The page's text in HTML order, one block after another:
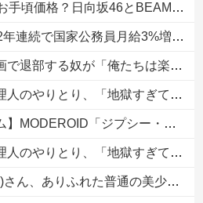
？日向坂46とBEAMSのコラボが決定！！
月給3%増の「1万5056円」引き上げ勧告 2年で6%超え
は楽しくやりたかったんだよ」って言い出す理由ｗｗｗｗｗ他
ぎて完全にコントになってる……」と衝撃を受ける人が続出中
プシー・デンジャー」プラモデル【10日予約開始】
ぎて完全にコントになってる……」と衝撃を受ける人が続出中
、ありふれた普通の美少女になる